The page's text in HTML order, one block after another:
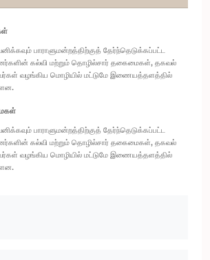
பாராளுமன்றத்திற்குத் தேர்ந்தெடுக்கப்பட்ட
கல்வி மற்றும் தொழில்சார் தகைமைகள், தகவல்
வழங்கிய மொழியில் மட்டுமே இணையத்தளத்தில்
பாராளுமன்றத்திற்குத் தேர்ந்தெடுக்கப்பட்ட
கல்வி மற்றும் தொழில்சார் தகைமைகள், தகவல்
வழங்கிய மொழியில் மட்டுமே இணையத்தளத்தில்